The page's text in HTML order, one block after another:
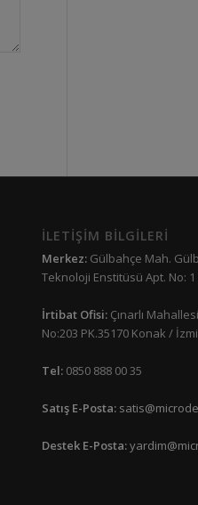
İLETİŞİM BİLGİLERİ
Merkez: Gülbahçe Mah.
Teknoloji Enstitüsü Apt. No:
İrtibat Ofisi: Çınarlı
No:203 PK.35170 Konak /
Tel: 0850 888 00 35
Satış E-Posta:
Destek E-Posta: